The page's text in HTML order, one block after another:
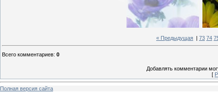
« Предыдущая 73 74
Всего комментариев: 0
Добавлять комментарии
[
Полная версия сайта